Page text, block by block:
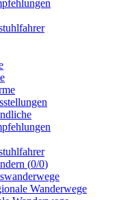
(0/0)
Wanderwege